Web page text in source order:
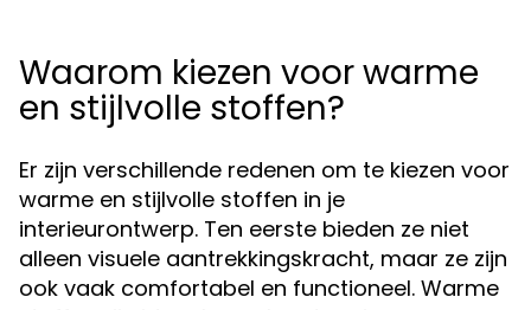
Waarom kiezen voor warme
en stijlvolle stoffen?
Er zijn verschillende redenen om te kiezen voor
warme en stijlvolle stoffen in je
interieurontwerp. Ten eerste bieden ze niet
alleen visuele aantrekkingskracht, maar ze zijn
ook vaak comfortabel en functioneel. Warme